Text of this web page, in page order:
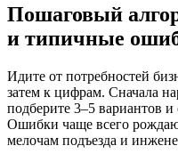
Пошаговый
и типичные
Идите от потребностей
затем к цифрам. Сначала
подберите 3–5 вариантов
Ошибки чаще всего
мелочам подъезда и